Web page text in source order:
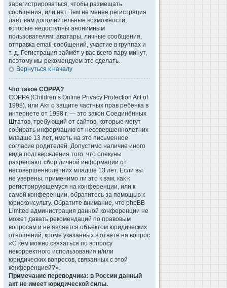
зарегистрироваться, чтобы размещать
сообщения, или нет. Тем не менее регистрация
даёт вам дополнительные возможности,
которые недоступны анонимным
пользователям: аватары, личные сообщения,
отправка email-сообщений, участие в группах и
т. д. Регистрация займёт у вас всего пару минут,
поэтому мы рекомендуем это сделать.
Вернуться к началу
Что такое COPPA?
COPPA (Children’s Online Privacy Protection Act of
1998), или Акт о защите частных прав ребёнка в
интернете от 1998 г. — это закон Соединённых
Штатов, требующий от сайтов, которые могут
собирать информацию от несовершеннолетних
младше 13 лет, иметь на это письменное
согласие родителей. Допустимо наличие иного
вида подтверждения того, что опекуны
разрешают сбор личной информации от
несовершеннолетних младше 13 лет. Если вы
не уверены, применимо ли это к вам, как к
регистрирующемуся на конференции, или к
самой конференции, обратитесь за помощью к
юрисконсульту. Обратите внимание, что phpBB
Limited администрация данной конференции не
может давать рекомендаций по правовым
вопросам и не является объектом юридических
отношений, кроме указанных в ответе на вопрос
«С кем можно связаться по вопросу
некорректного использования и/или
юридических вопросов, связанных с этой
конференцией?».
Примечание переводчика: в России данный
акт не имеет юридической силы.